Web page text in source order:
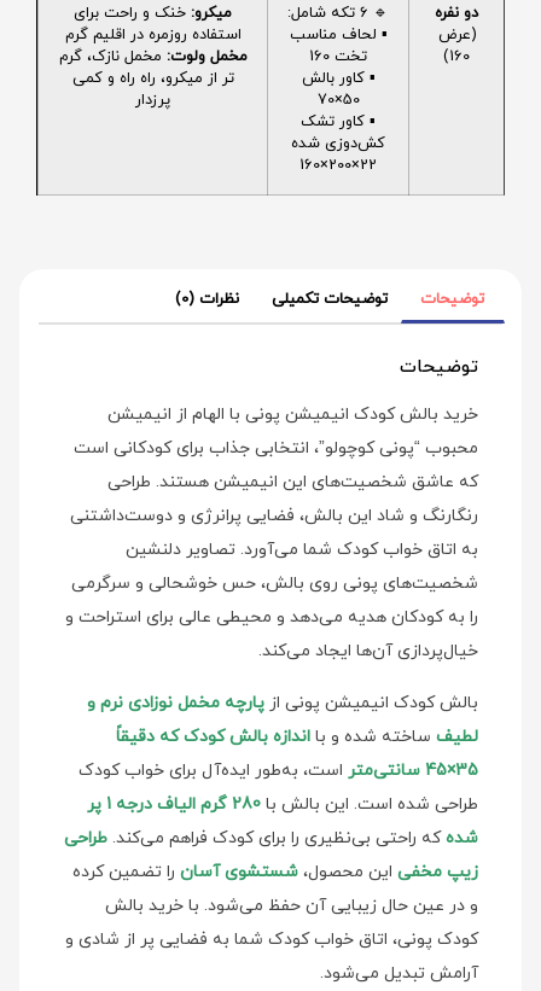
دو نفره
(عرض
160)
🔹 6 تکه شامل:
▪️ لحاف مناسب
تخت 160
▪️ کاور بالش
50×70
▪️ کاور تشک
کش‌دوزی شده
22×200×160
میکرو: خنک و راحت برای
استفاده روزمره در اقلیم گرم
مخمل ولوت: مخمل نازک، گرم
تر از میکرو، راه راه و کمی
پرزدار
توضیحات توضیحات تکمیلی نظرات (0)
توضیحات
خرید بالش کودک انیمیشن پونی با الهام از انیمیشن
محبوب “پونی کوچولو”، انتخابی جذاب برای کودکانی است
که عاشق شخصیت‌های این انیمیشن هستند. طراحی
رنگارنگ و شاد این بالش، فضایی پرانرژی و دوست‌داشتنی
به اتاق خواب کودک شما می‌آورد. تصاویر دلنشین
شخصیت‌های پونی روی بالش، حس خوشحالی و سرگرمی
را به کودکان هدیه می‌دهد و محیطی عالی برای استراحت و
خیال‌پردازی آن‌ها ایجاد می‌کند.
بالش کودک انیمیشن پونی از پارچه مخمل نوزادی نرم و
لطیف ساخته شده و با اندازه بالش کودک که دقیقاً
35×45 سانتی‌متر
است، به‌طور ایده‌آل برای خواب کودک
طراحی شده است. این بالش با
280 گرم الیاف درجه 1 پر
شدهکه راحتی بی‌نظیری را برای کودک فراهم می‌کند. طراحی
زیپ مخفی این محصول، شستشوی آسان را تضمین کرده
و در عین حال زیبایی آن حفظ می‌شود. با خرید بالش
کودک پونی، اتاق خواب کودک شما به فضایی پر از شادی و
آرامش تبدیل می‌شود.